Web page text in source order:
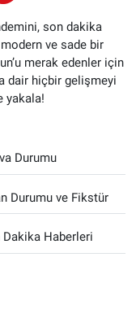
son dakika
ve sade bir
merak edenler için
dair hiçbir gelişmeyi
yakala!
Durumu
Durumu ve Fikstür
Dakika Haberleri